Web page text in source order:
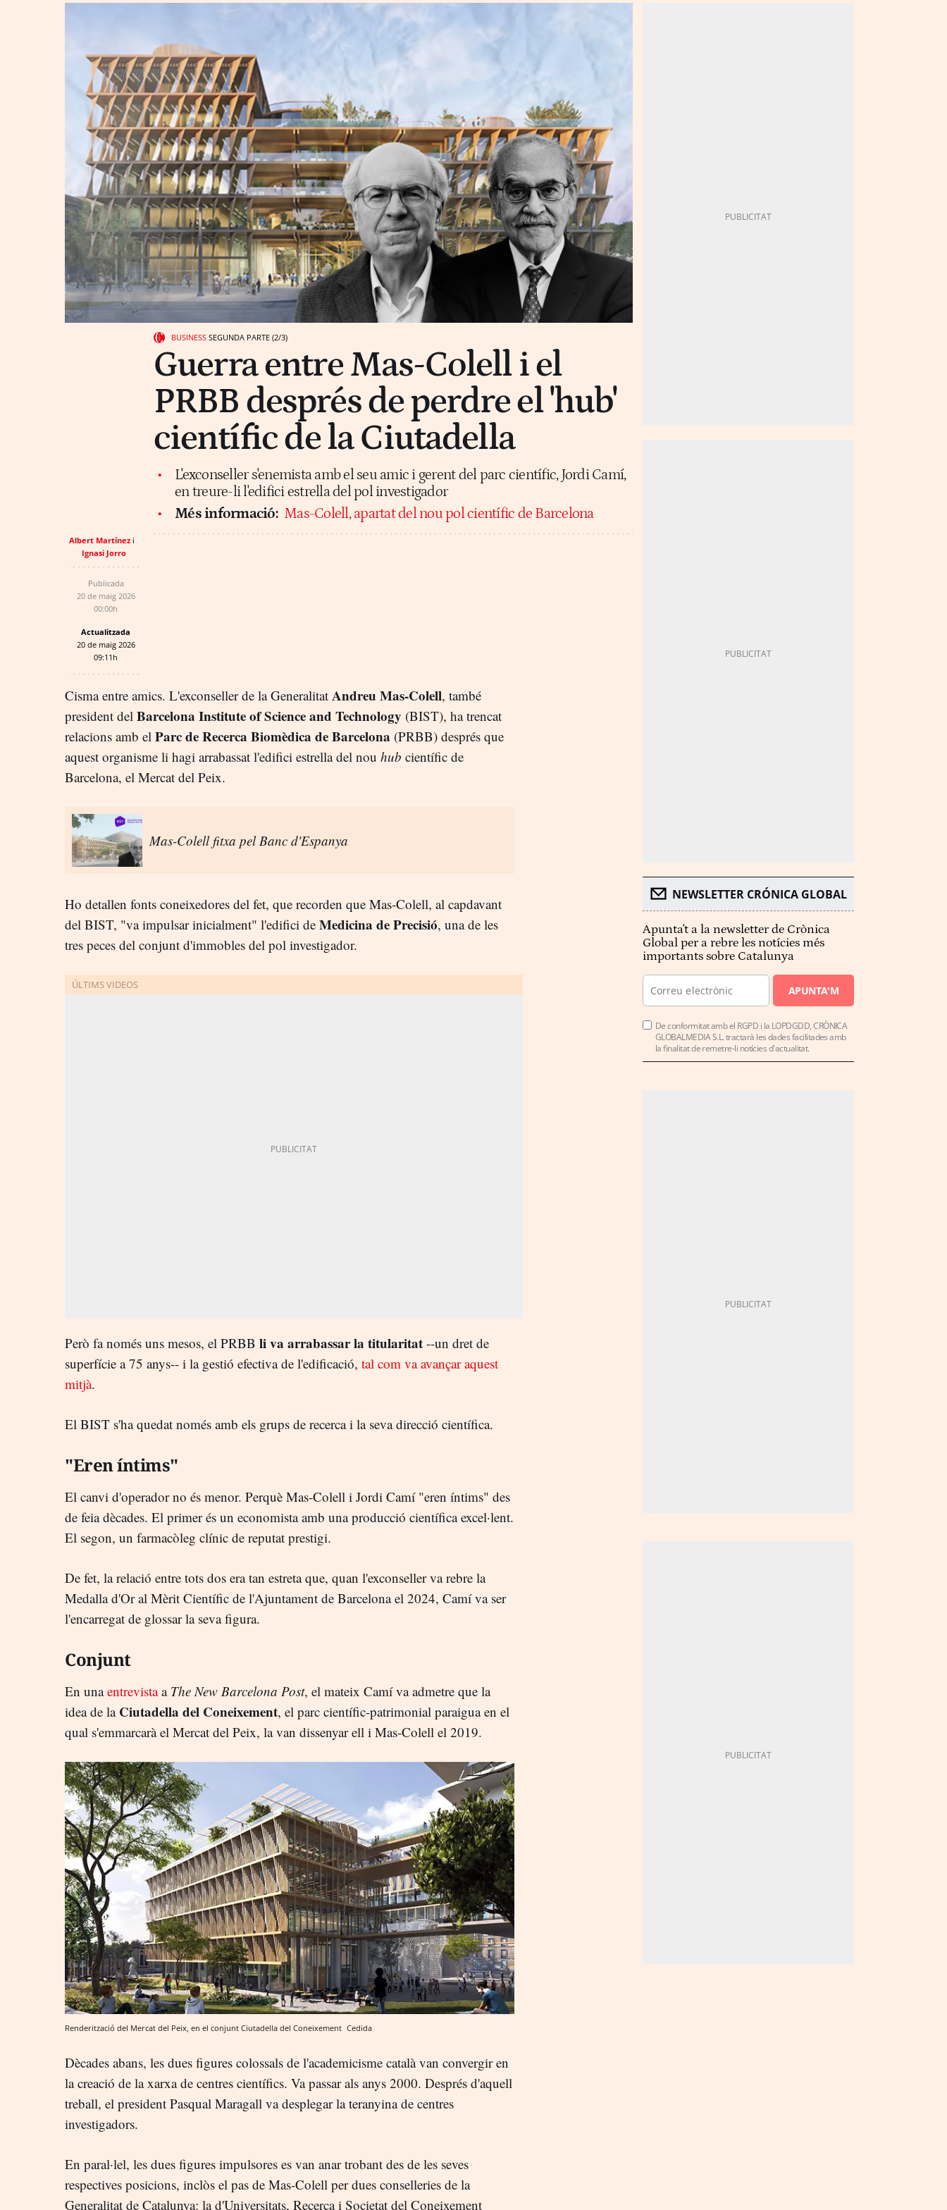
BUSINESS SEGUNDA PARTE (2/3)
Guerra entre Mas-Colell i el
PRBB després de perdre el 'hub'
científic de la Ciutadella
L'exconseller s'enemista amb el seu amic i gerent del parc científic, Jordi Camí,
en treure-li l'edifici estrella del pol investigador
Més informació: Mas-Colell, apartat del nou pol científic de Barcelona
Albert Martínez
Ignasi Jorro
Publicada
20 de maig 2026
00:00h
Actualitzada
20 de maig 2026
09:11h
Cisma entre amics. L'exconseller de la Generalitat Andreu Mas-Colell, també
president del Barcelona Institute of Science and Technology (BIST), ha trencat
relacions amb el Parc de Recerca Biomèdica de Barcelona (PRBB) després que
aquest organisme li hagi arrabassat l'edifici estrella del nou hub científic de
Barcelona, el Mercat del Peix.
Mas-Colell fitxa pel Banc d'Espanya
Ho detallen fonts coneixedores del fet, que recorden que Mas-Colell, al capdavant
del BIST, "va impulsar inicialment" l'edifici de Medicina de Precisió, una de les
tres peces del conjunt d'immobles del pol investigador.
Però fa només uns mesos, el PRBB li va arrabassar la titularitat --un dret de
superfície a 75 anys-- i la gestió efectiva de l'edificació, tal com va avançar aquest
mitjà.
El BIST s'ha quedat només amb els grups de recerca i la seva direcció científica.
"Eren íntims"
El canvi d'operador no és menor. Perquè Mas-Colell i Jordi Camí "eren íntims" des
de feia dècades. El primer és un economista amb una producció científica excel·lent.
El segon, un farmacòleg clínic de reputat prestigi.
De fet, la relació entre tots dos era tan estreta que, quan l'exconseller va rebre la
Medalla d'Or al Mèrit Científic de l'Ajuntament de Barcelona el 2024, Camí va ser
l'encarregat de glossar la seva figura.
Conjunt
En unaentrevistaa The New Barcelona Post, el mateix Camí va admetre que la
idea de la Ciutadella del Coneixement, el parc científic-patrimonial paraigua en el
qual s'emmarcarà el Mercat del Peix, la van dissenyar ell i Mas-Colell el 2019.
Renderització del Mercat del Peix, en el conjunt Ciutadella del Coneixement Cedida
Dècades abans, les dues figures colossals de l'academicisme català van convergir en
la creació de la xarxa de centres científics. Va passar als anys 2000. Després d'aquell
treball, el president Pasqual Maragall va desplegar la teranyina de centres
investigadors.
En paral·lel, les dues figures impulsores es van anar trobant des de les seves
respectives posicions, inclòs el pas de Mas-Colell per dues conselleries de la
Generalitat de Catalunya: la d'Universitats, Recerca i Societat del Coneixement
NEWSLETTER CRÓNICA GLOBAL
Apunta't a la newsletter de Crònica
Global per a rebre les notícies més
importants sobre Catalunya
APUNTA'M
De conformitat amb el RGPD i la LOPDGDD, CRÒNICA
GLOBALMEDIA S.L. tractarà les dades facilitades amb
la finalitat de remetre-li notícies d'actualitat.